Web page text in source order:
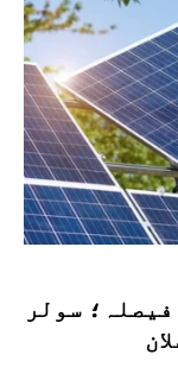
سولر